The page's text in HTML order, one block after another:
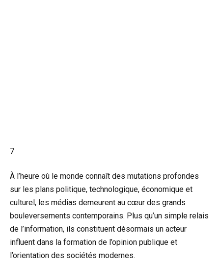
7
À l’heure où le monde connaît des mutations profondes
sur les plans politique, technologique, économique et
culturel, les médias demeurent au cœur des grands
bouleversements contemporains. Plus qu’un simple relais
de l’information, ils constituent désormais un acteur
influent dans la formation de l’opinion publique et
l’orientation des sociétés modernes.